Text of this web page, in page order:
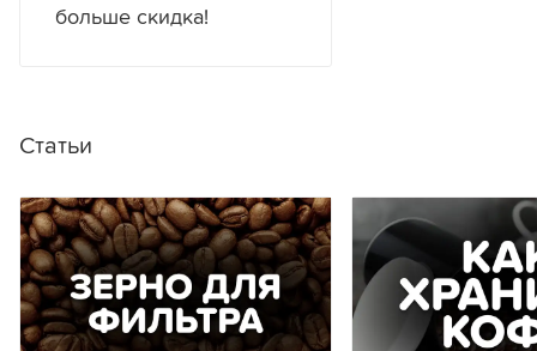
больше скидка!
Статьи